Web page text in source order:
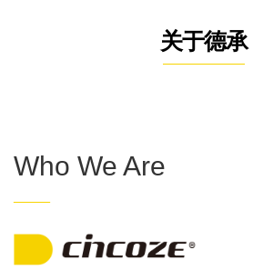
关于德承
Who We Are
——